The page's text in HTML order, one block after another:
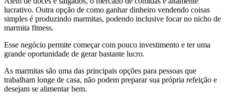
lucrativo. Outra opção de como ganhar dinheiro vendendo coisas
simples é produzindo marmitas, podendo inclusive focar no nicho de
marmita fitness.
Esse negócio permite começar com pouco investimento e ter uma
grande oportunidade de gerar bastante lucro.
As marmitas são uma das principais opções para pessoas que
trabalham longe de casa, não podem preparar sua própria refeição e
desejam se alimentar bem.